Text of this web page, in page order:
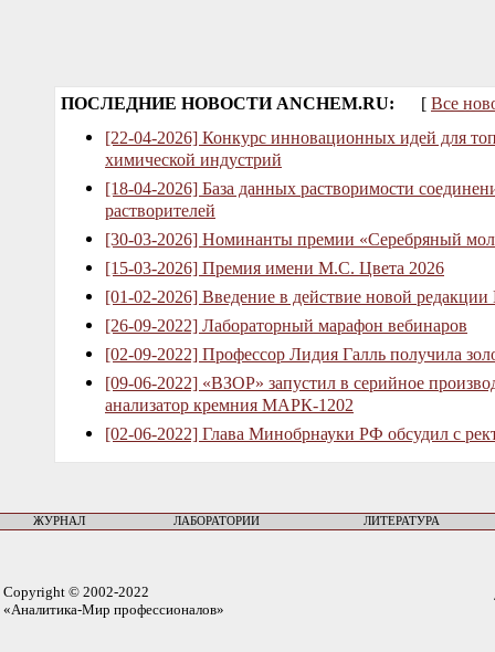
ПОСЛЕДНИЕ НОВОСТИ ANCHEM.RU: [ Все
[22-04-2026] Конкурс инновационных идей для
химической индустрий
[18-04-2026] База данных растворимости
растворителей
[30-03-2026] Номинанты премии «Серебряный
[15-03-2026] Премия имени М.С. Цвета 2026
[01-02-2026] Введение в действие новой
[26-09-2022] Лабораторный марафон вебинаров
[02-09-2022] Профессор Лидия Галль получила
[09-06-2022] «ВЗОР» запустил в серийное
анализатор кремния МАРК-1202
[02-06-2022] Глава Минобрнауки РФ обсудил с
ЖУРНАЛ ЛАБОРАТОРИИ ЛИТЕРАТУРА
Copyright © 2002-2022
«Аналитика-Мир профессионалов»